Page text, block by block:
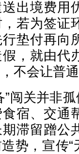
出境费用
若为签证
垫付再向
，就由代
不会让普
”闯关并非
宿、交通
滞留蹭公
势，宣传